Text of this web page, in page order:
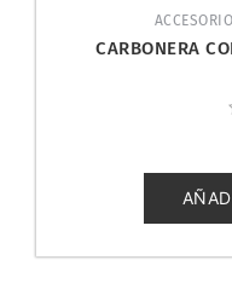
CARBONERA